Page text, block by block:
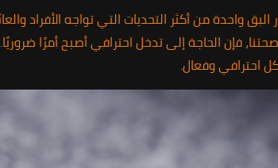
واحدة من أكثر التحديات التي تواجه الأفراد
فإن الحاجة إلى تدخل احترافي أصبح أمرًا
احترافي وفعال.